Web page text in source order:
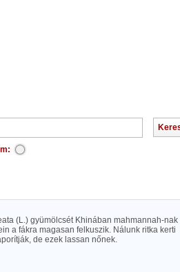
(L.) gyümölcsét Khinában mahmannah-nak
a fákra magasan felkuszik. Nálunk ritka kerti
de ezek lassan nőnek.